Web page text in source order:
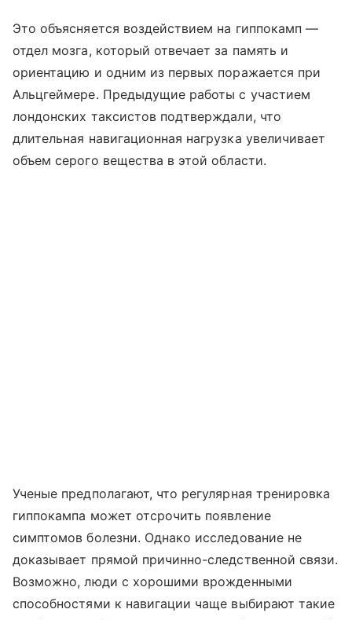
Это объясняется воздействием на гиппокамп —
отдел мозга, который отвечает за память и
ориентацию и одним из первых поражается при
Альцгеймере. Предыдущие работы с участием
лондонских таксистов подтверждали, что
длительная навигационная нагрузка увеличивает
объем серого вещества в этой области.
Ученые предполагают, что регулярная тренировка
гиппокампа может отсрочить появление
симптомов болезни. Однако исследование не
доказывает прямой причинно-следственной связи.
Возможно, люди с хорошими врожденными
способностями к навигации чаще выбирают такие